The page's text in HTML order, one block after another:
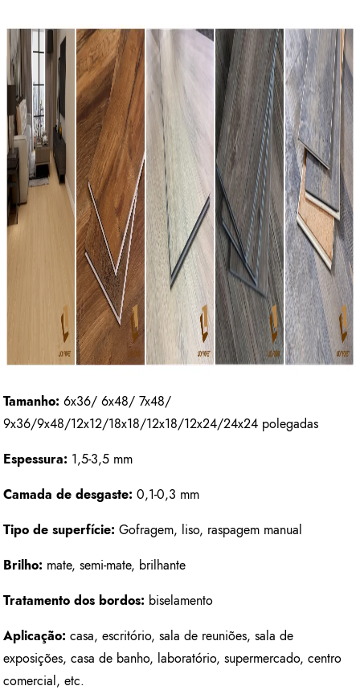
Tamanho: 6x36/ 6x48/ 7x48/
9x36/9x48/12x12/18x18/12x18/12x24/24x24 polegadas
Espessura: 1,5-3,5 mm
Camada de desgaste: 0,1-0,3 mm
Tipo de superfície: Gofragem, liso, raspagem manual
Brilho: mate, semi-mate, brilhante
Tratamento dos bordos: biselamento
Aplicação:casa, escritório, sala de reuniões, sala de
exposições, casa de banho, laboratório, supermercado, centro
comercial, etc.